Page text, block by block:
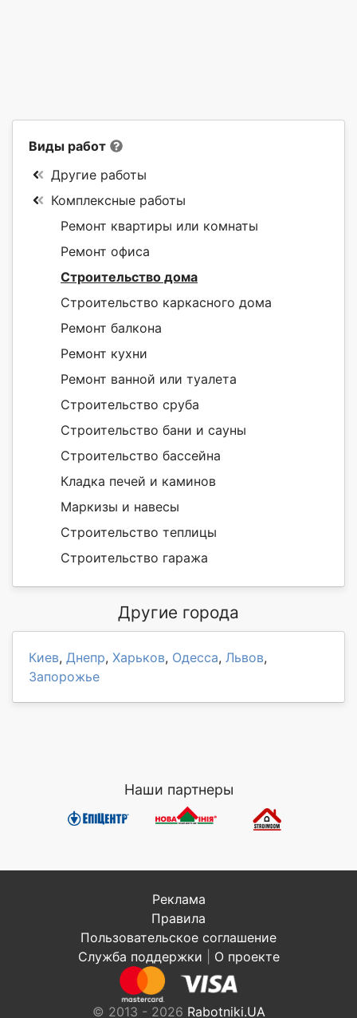
Виды работ
Другие работы
Комплексные работы
Ремонт квартиры или комнаты
Ремонт офиса
Строительство дома
Строительство каркасного дома
Ремонт балкона
Ремонт кухни
Ремонт ванной или туалета
Строительство сруба
Строительство бани и сауны
Строительство бассейна
Кладка печей и каминов
Маркизы и навесы
Строительство теплицы
Строительство гаража
Другие города
Киев, Днепр, Харьков, Одесса, Львов,
Запорожье
Наши партнеры
Реклама
Правила
Пользовательское соглашение
Служба поддержки
О проекте
© 2013 - 2026 Rabotniki.UA